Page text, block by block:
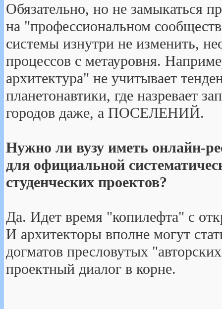
Обязательно, но не замыкаться
на "профессиональном
системы изнутри не изменить,
процессов с метауровня.
архитектура" не учитывает
планетонавтики, где назревает
городов даже, а ПОСЕЛЕНИЙ.
Нужно ли вузу иметь онлайн-
для официальной
студенческих проектов?
Да. Идет время "копилефта" с
И архитекторы вполне могут
догматов пресловутых
проектный диалог в корне.